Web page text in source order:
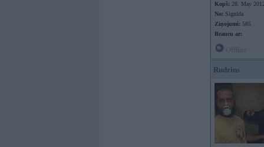
Kopš: 28. May 2012
No: Sigulda
Ziņojumi: 585
Braucu ar:
Rudzins